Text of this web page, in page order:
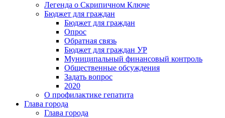
Легенда о Скрипичном Ключе
Бюджет для граждан
Бюджет для граждан
Опрос
Обратная связь
Бюджет для граждан УР
Муниципальный финансовый контроль
Общественные обсуждения
Задать вопрос
2020
О профилактике гепатита
Глава города
Глава города